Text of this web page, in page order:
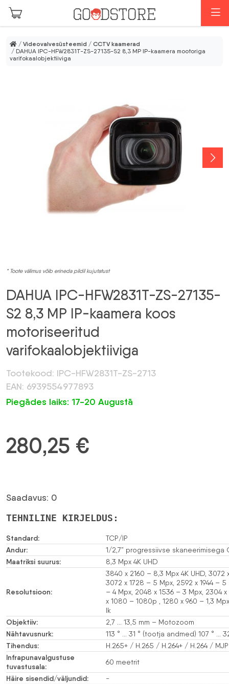
Skip to main content
/ Videovalvesüsteemid / CCTV kaamerad
/ DAHUA IPC-HFW2831T-ZS-27135-S2 8,3 MP IP-kaamera mootoriga
varifokaalobjektiiviga
* Toote välimus võib erineda pildil kujutatust
DAHUA IPC-HFW2831T-ZS-27135-
S2 8,3 MP IP-kaamera koos
motoriseeritud
varifokaalobjektiiviga
Tootekood: IPC-HFW2831T-ZS-2713
EAN: 6939554977893
Piegādes laiks: 17-20 Augustā
280,25 €
Saadavus: 0
TEHNILINE KIRJELDUS:
Standard: TCP/IP
Andur: 1/2,7” progressiivse skaneerimisega
Maatriksi suurus: 8,3 Mpx 4K UHD
Resolutsioon:
3840 x 2160 – 8,3 Mpx 4K UHD, 3072
3072 x 1728 – 5 Mpx, 2592 x 1944 –
– 4 Mpx, 2048 x 1536 – 3 Mpx, 2304 x
x 1080 – 1080p , 1280 x 960 – 1,3
lk
Objektiiv: 2,7 … 13,5 mm – Motozoom
Nähtavusnurk: 113 ° … 31 ° (tootja andmed) 107 ° …
Tihendus: H.265+ / H.265 / H.264+ / H.264 /
Infrapunavalgustuse
tuvastusala:
60 meetrit
Häire sisendid/väljundid: -